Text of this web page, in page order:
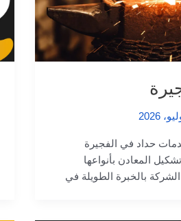
حداد في الفجيرة
المعادن بأنواعها
بالخبرة الطويلة في